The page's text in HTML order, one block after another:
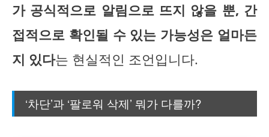
가 공식적으로 알림으로 뜨지 않을 뿐, 간
접적으로 확인될 수 있는 가능성은 얼마든
지 있다는 현실적인 조언입니다.
‘차단’과 ‘팔로워 삭제’ 뭐가 다를까?